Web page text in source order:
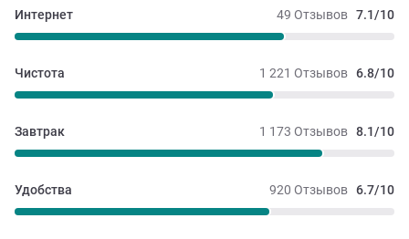
49 Отзывов 7.1/10
Интернет
1 221 Отзывов 6.8/10
Чистота
1 173 Отзывов 8.1/10
Завтрак
920 Отзывов 6.7/10
Удобства